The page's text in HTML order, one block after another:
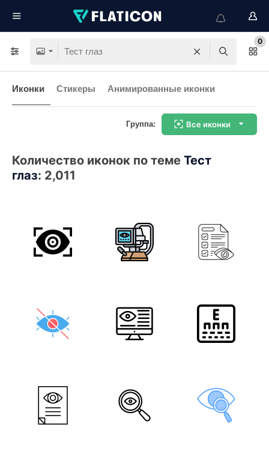
0
Иконки Стикеры Анимированные иконки
Группа: Все иконки
Количество иконок по теме Тест
глаз: 2,011